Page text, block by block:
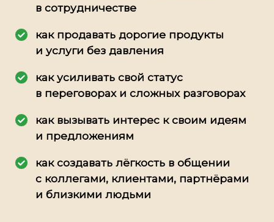
в сотрудничестве
как продавать дорогие продукты
и услуги без давления
как усиливать свой статус
в переговорах и сложных разговорах
как вызывать интерес к своим идеям
и предложениям
как создавать лёгкость в общении
с коллегами, клиентами, партнёрами
и близкими людьми